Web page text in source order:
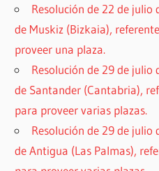
Resolución de 22 de
de Muskiz (Bizkaia),
proveer una plaza.
Resolución de 29 de
de Santander (Cantabria),
para proveer varias plazas.
Resolución de 29 de
de Antigua (Las Palmas),